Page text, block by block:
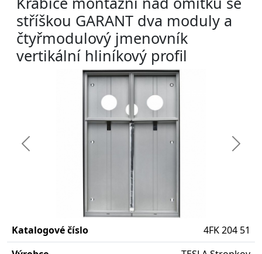
stříškou GARANT dva moduly a
čtyřmodulový jmenovník
vertikální hliníkový profil
Předchozí Další
Katalogové číslo
4FK 204 51